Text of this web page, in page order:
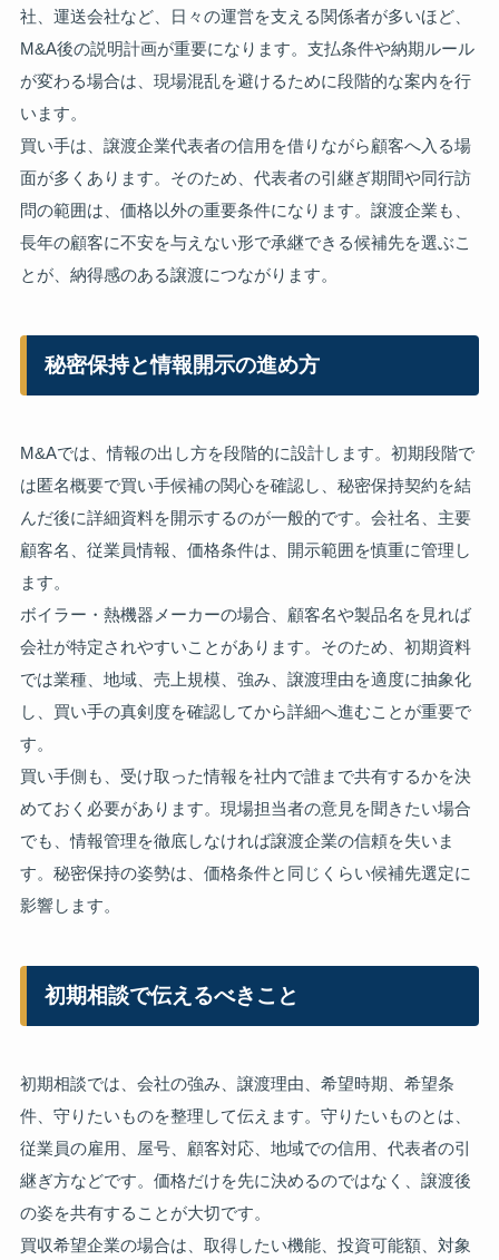
社、運送会社など、日々の運営を支える関係者が多いほど、
M&A後の説明計画が重要になります。支払条件や納期ルール
が変わる場合は、現場混乱を避けるために段階的な案内を行
います。
買い手は、譲渡企業代表者の信用を借りながら顧客へ入る場
面が多くあります。そのため、代表者の引継ぎ期間や同行訪
問の範囲は、価格以外の重要条件になります。譲渡企業も、
長年の顧客に不安を与えない形で承継できる候補先を選ぶこ
とが、納得感のある譲渡につながります。
秘密保持と情報開示の進め方
M&Aでは、情報の出し方を段階的に設計します。初期段階で
は匿名概要で買い手候補の関心を確認し、秘密保持契約を結
んだ後に詳細資料を開示するのが一般的です。会社名、主要
顧客名、従業員情報、価格条件は、開示範囲を慎重に管理し
ます。
ボイラー・熱機器メーカーの場合、顧客名や製品名を見れば
会社が特定されやすいことがあります。そのため、初期資料
では業種、地域、売上規模、強み、譲渡理由を適度に抽象化
し、買い手の真剣度を確認してから詳細へ進むことが重要で
す。
買い手側も、受け取った情報を社内で誰まで共有するかを決
めておく必要があります。現場担当者の意見を聞きたい場合
でも、情報管理を徹底しなければ譲渡企業の信頼を失いま
す。秘密保持の姿勢は、価格条件と同じくらい候補先選定に
影響します。
初期相談で伝えるべきこと
初期相談では、会社の強み、譲渡理由、希望時期、希望条
件、守りたいものを整理して伝えます。守りたいものとは、
従業員の雇用、屋号、顧客対応、地域での信用、代表者の引
継ぎ方などです。価格だけを先に決めるのではなく、譲渡後
の姿を共有することが大切です。
買収希望企業の場合は、取得したい機能、投資可能額、対象